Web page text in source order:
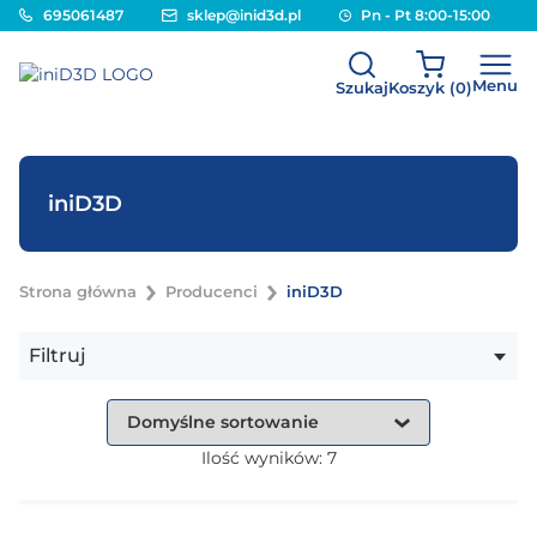
695061487 sklep@inid3d.pl Pn - Pt 8:00-15:00
SzukajKoszyk (0)Menu
iniD3D
Strona główna Producenci iniD3D
Filtruj
Kategorie
Ilość wyników: 7